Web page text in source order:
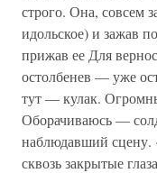
строго. Она, совсем
идольское) и зажав
прижав ее Для
остолбенев — уже
тут — кулак.
Оборачиваюсь —
наблюдавший сцену.
сквозь закрытые